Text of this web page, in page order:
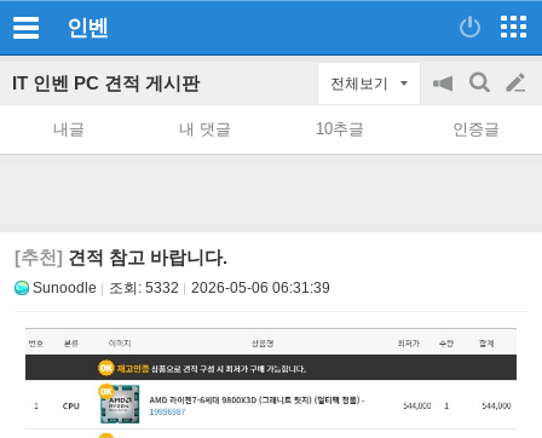
인벤
IT 인벤 PC 견적 게시판 전체보기
공
on/off
검
색
글
쓰
내글 내 댓글 10추글 인증글
[추천] 견적 참고 바랍니다.
Sunoodle 조회: 5332 2026-05-06 06:31:39